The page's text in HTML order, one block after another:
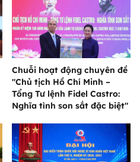
Chuỗi hoạt động chuyên đề
"Chủ tịch Hồ Chí Minh –
Tổng Tư lệnh Fidel Castro:
Nghĩa tình son sắt đặc biệt"